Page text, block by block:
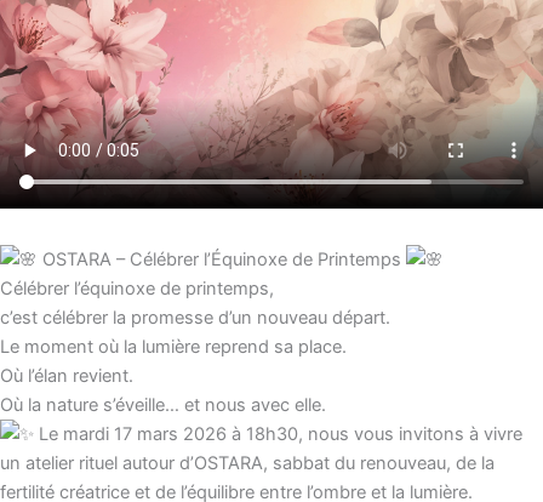
OSTARA – Célébrer l’Équinoxe de Printemps
Célébrer l’équinoxe de printemps,
c’est célébrer la promesse d’un nouveau départ.
Le moment où la lumière reprend sa place.
Où l’élan revient.
Où la nature s’éveille… et nous avec elle.
Le mardi 17 mars 2026 à 18h30, nous vous invitons à vivre
un atelier rituel autour d’OSTARA, sabbat du renouveau, de la
fertilité créatrice et de l’équilibre entre l’ombre et la lumière.